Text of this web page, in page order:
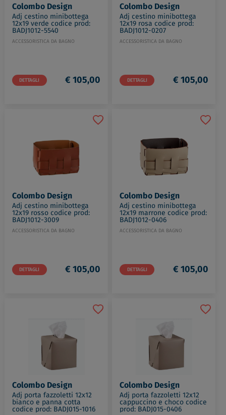
Colombo Design
Adj cestino minibottega
12x19 verde codice prod:
BADJ1012-5540
ACCESSORISTICA DA BAGNO
DETTAGLI € 105,00
Colombo Design
Adj cestino minibottega
12x19 rosa codice prod:
BADJ1012-0207
ACCESSORISTICA DA BAGNO
DETTAGLI € 105,00
Colombo Design
Adj cestino minibottega
12x19 rosso codice prod:
BADJ1012-3009
ACCESSORISTICA DA BAGNO
DETTAGLI € 105,00
Colombo Design
Adj cestino minibottega
12x19 marrone codice prod:
BADJ1012-0406
ACCESSORISTICA DA BAGNO
DETTAGLI € 105,00
Colombo Design
Adj porta fazzoletti 12x12
bianco e panna cotta
codice prod: BADJ015-1016
Colombo Design
Adj porta fazzoletti 12x12
cappuccino e choco codice
prod: BADJ015-0406